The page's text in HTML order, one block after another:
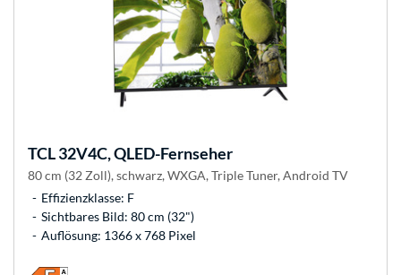
TCL32V4C, QLED-Fernseher
80 cm (32 Zoll), schwarz, WXGA, Triple Tuner, Android TV
Effizienzklasse: F
Sichtbares Bild: 80 cm (32")
Auflösung: 1366 x 768 Pixel